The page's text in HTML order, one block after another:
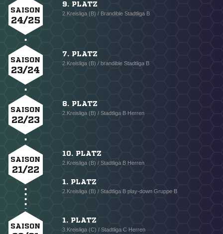
SAISON
24/25
9. PLATZ
2.Kreisliga (B) / Brandible Stadtliga B
SAISON
23/24
7. PLATZ
2.Kreisliga (B) / brandible Stadtliga B
SAISON
22/23
8. PLATZ
2.Kreisliga (B) / Stadtliga B Herren
SAISON
21/22
10. PLATZ
2.Kreisliga (B) / Stadtliga B Herren
1. PLATZ
2.Kreisliga (B) / Stadtliga B play-down Gruppe B
SAISON
1. PLATZ
3.Kreisliga (C) / Stadtliga C Herren